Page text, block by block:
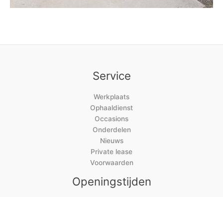
Service
Werkplaats
Ophaaldienst
Occasions
Onderdelen
Nieuws
Private lease
Voorwaarden
Openingstijden